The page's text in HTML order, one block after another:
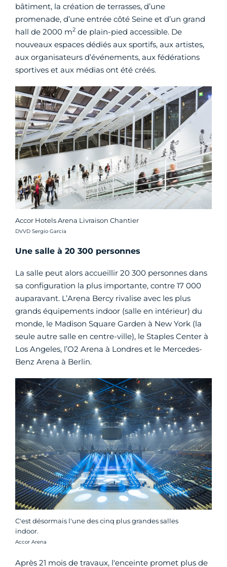
bâtiment, la création de terrasses, d’une
promenade, d’une entrée côté Seine et d’un grand
hall de 2000 m2 de plain-pied accessible. De
nouveaux espaces dédiés aux sportifs, aux artistes,
aux organisateurs d’événements, aux fédérations
sportives et aux médias ont été créés.
Accor Hotels Arena Livraison Chantier
Crédit photo :
DVVD Sergio Garcia
Une salle à 20 300 personnes
La salle peut alors accueillir 20 300 personnes dans
sa configuration la plus importante, contre 17 000
auparavant. L’Arena Bercy rivalise avec les plus
grands équipements indoor (salle en intérieur) du
monde, le Madison Square Garden à New York (la
seule autre salle en centre-ville), le Staples Center à
Los Angeles, l’O2 Arena à Londres et le Mercedes-
Benz Arena à Berlin.
C'est désormais l'une des cinq plus grandes salles
indoor.
Crédit photo :
Accor Arena
Après 21 mois de travaux, l'enceinte promet plus de